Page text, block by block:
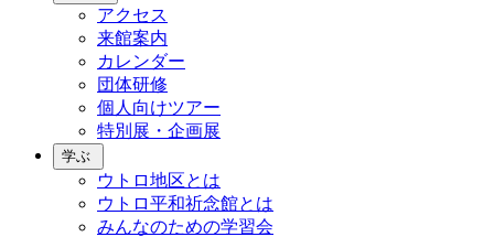
アクセス
来館案内
カレンダー
団体研修
個人向けツアー
特別展・企画展
学ぶ
ウトロ地区とは
ウトロ平和祈念館とは
みんなのための学習会